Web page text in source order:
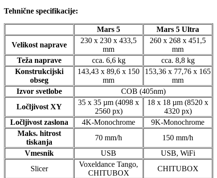
Tehnične specifikacije:
Mars 5
Mars 5 Ultra
Velikost naprave
230 x 230 x 433,5
mm
260 x 268 x 451,5
mm
Teža naprave
cca. 6,6 kg
cca. 8,8 kg
Konstrukcijski
obseg
143,43 x 89,6 x 150
mm
153,36 x 77,76 x 165
mm
Izvor svetlobe
COB (405nm)
Ločljivost XY
35 x 35 µm (4098 x
2560 px)
18 x 18 µm (8520 x
4320 px)
Ločljivost zaslona
4K-Monochrome
9K-Monochrome
Maks. hitrost
tiskanja
70 mm/h
150 mm/h
Vmesnik
USB
USB, WiFi
Slicer
Voxeldance Tango,
CHITUBOX
CHITUBOX